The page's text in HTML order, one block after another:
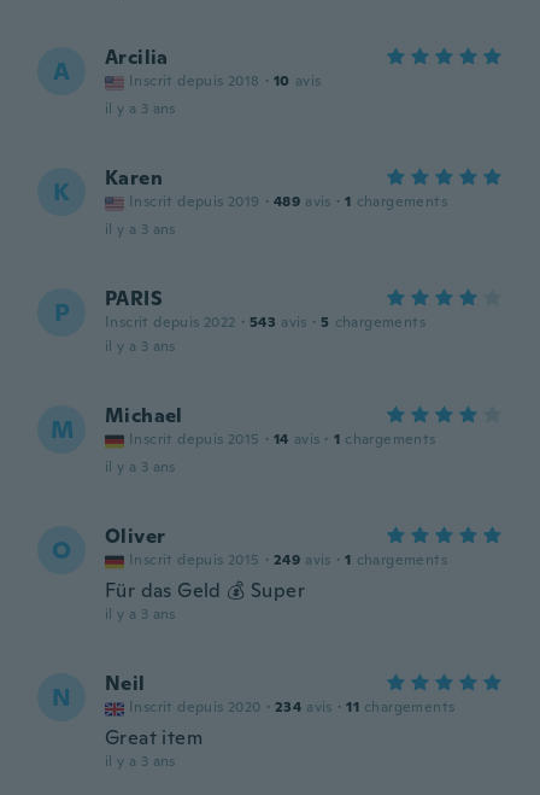
A Arcilia
Inscrit depuis 2018 · 10 avis
il y a 3 ans
K Karen
Inscrit depuis 2019 · 489 avis · 1 chargements
il y a 3 ans
P PARIS
Inscrit depuis 2022 · 543 avis · 5 chargements
il y a 3 ans
M Michael
Inscrit depuis 2015 · 14 avis · 1 chargements
il y a 3 ans
O Oliver
Inscrit depuis 2015 · 249 avis · 1 chargements
Für das Geld 💰 Super
il y a 3 ans
N Neil
Inscrit depuis 2020 · 234 avis · 11 chargements
Great item
il y a 3 ans